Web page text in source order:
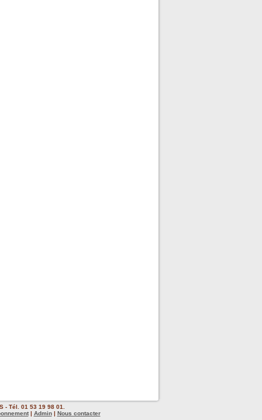
Tél. 01 53 19 98 01.
| Admin| Nous contacter